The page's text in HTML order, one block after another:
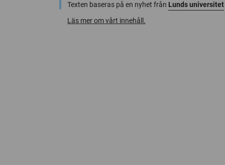
Texten baseras på en nyhet från Lunds universitet
Läs mer om vårt innehåll.